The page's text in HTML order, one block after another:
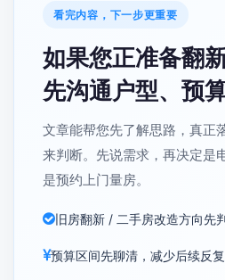
看完内容，下一步更重要
如果您正准备翻
先沟通户型、预
文章能帮您先了解思路，真正
来判断。先说需求，再决定是
是预约上门量房。
旧房翻新 / 二手房改造方向先
预算区间先聊清，减少后续反复